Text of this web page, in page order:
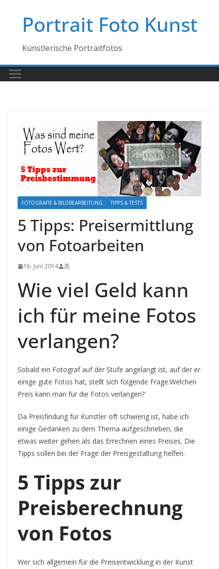
springenPortrait Foto Kunst
Künstlerische Portraitfotos
FOTOGRAFIE & BILDBEARBEITUNG TIPPS & TESTS
5 Tipps: Preisermittlung
von Fotoarbeiten
16. Juni 2014 黒
Wie viel Geld kann
ich für meine Fotos
verlangen?
Sobald ein Fotograf auf der Stufe angelangt ist, auf der er
einige gute Fotos hat, stellt sich folgende Frage:Welchen
Preis kann man für die Fotos verlangen?
Da Preisfindung für Künstler oft schwierig ist, habe ich
einige Gedanken zu dem Thema aufgeschrieben, die
etwas weiter gehen als das Errechnen eines Preises. Die
Tipps sollen bei der Frage der Preisgestaltung helfen.
5 Tipps zur
Preisberechnung
von Fotos
Wer sich allgemein für die Preisentwicklung in der Kunst